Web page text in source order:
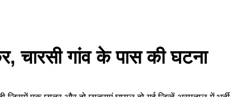
चारसी गांव के पास की घटना